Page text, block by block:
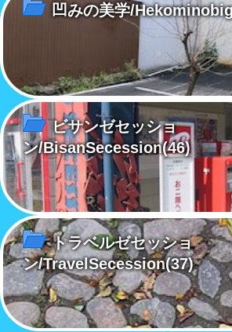
凹みの美学/
ビサンゼセッショ
ン/BisanSecession(46)
トラベルゼセッショ
ン/TravelSecession(37)